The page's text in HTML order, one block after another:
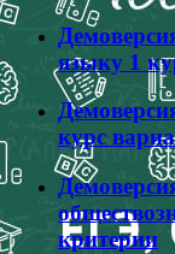
языку 1
курс
критерии